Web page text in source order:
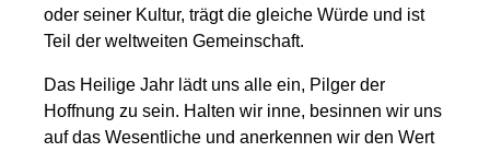
oder seiner Kultur, trägt die gleiche Würde und ist
Teil der weltweiten Gemeinschaft.
Das Heilige Jahr lädt uns alle ein, Pilger der
Hoffnung zu sein. Halten wir inne, besinnen wir uns
auf das Wesentliche und anerkennen wir den Wert